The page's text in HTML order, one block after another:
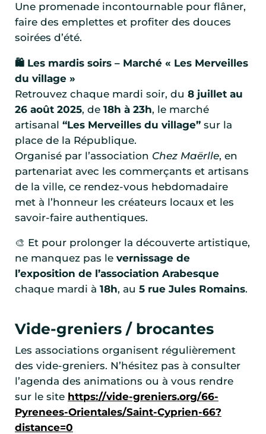
Une promenade incontournable pour flâner,
faire des emplettes et profiter des douces
soirées d’été.
🛍️ Les mardis soirs – Marché « Les Merveilles
du village »
Retrouvez chaque mardi soir, du 8 juillet au
26 août 2025, de 18h à 23h, le marché
artisanal “Les Merveilles du village” sur la
place de la République.
Organisé par l’association Chez Maërlle, en
partenariat avec les commerçants et artisans
de la ville, ce rendez-vous hebdomadaire
met à l’honneur les créateurs locaux et les
savoir-faire authentiques.
🎨 Et pour prolonger la découverte artistique,
ne manquez pas le vernissage de
l’exposition de l’association Arabesque
chaque mardi à 18h, au 5 rue Jules Romains.
Vide-greniers / brocantes
Les associations organisent régulièrement
des vide-greniers. N’hésitez pas à consulter
l’agenda des animations ou à vous rendre
sur le site https://vide-greniers.org/66-
Pyrenees-Orientales/Saint-Cyprien-66?
distance=0